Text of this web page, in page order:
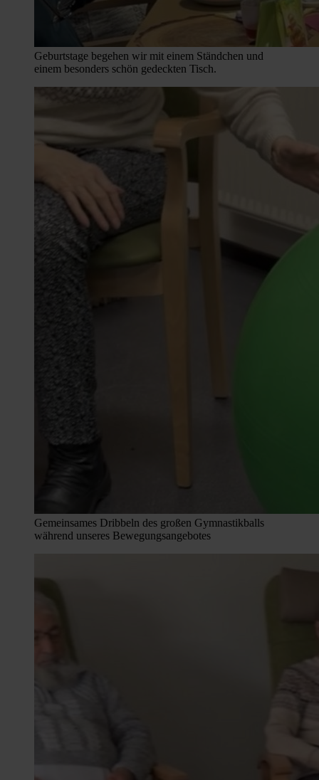
Geburtstage begehen wir mit einem Ständchen und
einem besonders schön gedeckten Tisch.
Gemeinsames Dribbeln des großen Gymnastikballs
während unseres Bewegungsangebotes